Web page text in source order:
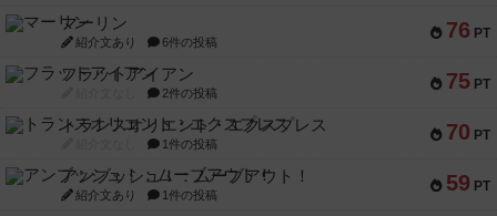
76 PT
マーリン
紹介文あり 6件の投稿
75 PT
フラットアイアン
2件の投稿
70 PT
トランスオリエント・エクスプレス
1件の投稿
59 PT
アンブッシュ！：ムーブアウト！
紹介文あり 1件の投稿